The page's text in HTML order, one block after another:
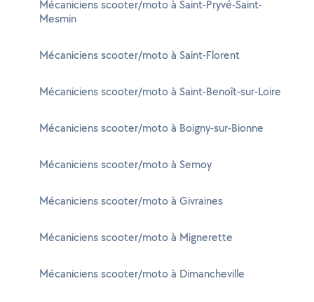
Mécaniciens scooter/moto à Saint-Pryvé-Saint-
Mesmin
Mécaniciens scooter/moto à Saint-Florent
Mécaniciens scooter/moto à Saint-Benoît-sur-Loire
Mécaniciens scooter/moto à Boigny-sur-Bionne
Mécaniciens scooter/moto à Semoy
Mécaniciens scooter/moto à Givraines
Mécaniciens scooter/moto à Mignerette
Mécaniciens scooter/moto à Dimancheville